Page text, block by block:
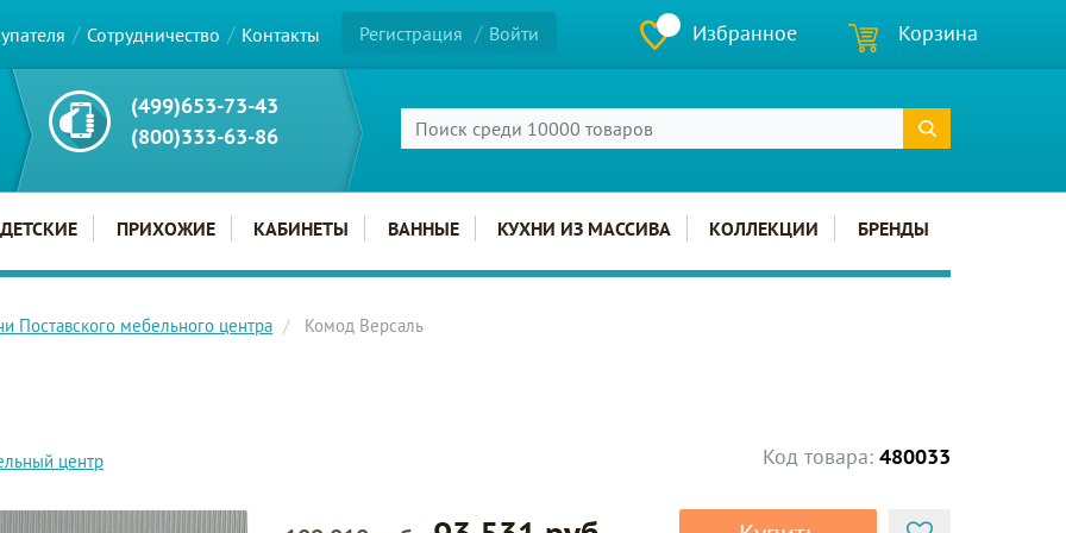
Сотрудничество Контакты Регистрация Войти Избранное Корзина
(499)653-73-43
(800)333-63-86
ДЕТСКИЕ ПРИХОЖИЕ КАБИНЕТЫ ВАННЫЕ КУХНИ ИЗ МАССИВА КОЛЛЕКЦИИ БРЕНДЫ
Поставского мебельного центра Комод Версаль
Код товара: 480033
центр